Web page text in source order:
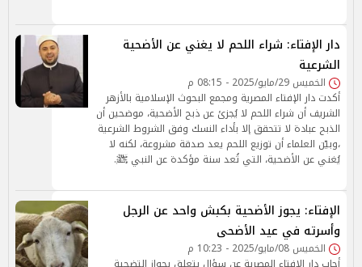
دار الإفتاء: شراء اللحم لا يغني عن الأضحية
الشرعية
الخميس 29/مايو/2025 - 08:15 م
أكدت دار الإفتاء المصرية ومجمع البحوث الإسلامية بالأزهر
الشريف أن شراء اللحم لا يُجزئ عن ذبح الأضحية، موضحين أن
الذبح عبادة لا تتحقق إلا بأداء النسك وفق الشروط الشرعية
،وبيّن العلماء أن توزيع اللحم يعد صدقة مشروعة، لكنه لا
يُغني عن الأضحية، التي تُعد سنة مؤكدة عن النبي ﷺ.
الإفتاء: يجوز الأضحية بكبش واحد عن الرجل
وأسرته في عيد الأضحى
الخميس 08/مايو/2025 - 10:23 م